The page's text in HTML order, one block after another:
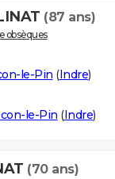
(87 ans)
obsèques
le-Pin (Indre)
le-Pin (Indre)
(70 ans)